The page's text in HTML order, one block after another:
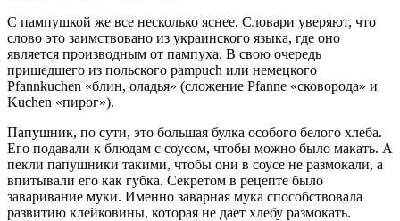
С пампушкой же все несколько яснее. Словари уверяют, что
слово это заимствовано из украинского языка, где оно
является производным от пампуха. В свою очередь
пришедшего из польского pampuch или немецкого
Pfannkuchen «блин, оладья» (сложение Pfanne «сковорода» и
Kuchen «пирог»).
Папушник, по сути, это большая булка особого белого хлеба.
Его подавали к блюдам с соусом, чтобы можно было макать. А
пекли папушники такими, чтобы они в соусе не размокали, а
впитывали его как губка. Секретом в рецепте было
заваривание муки. Именно заварная мука способствовала
развитию клейковины, которая не дает хлебу размокать.